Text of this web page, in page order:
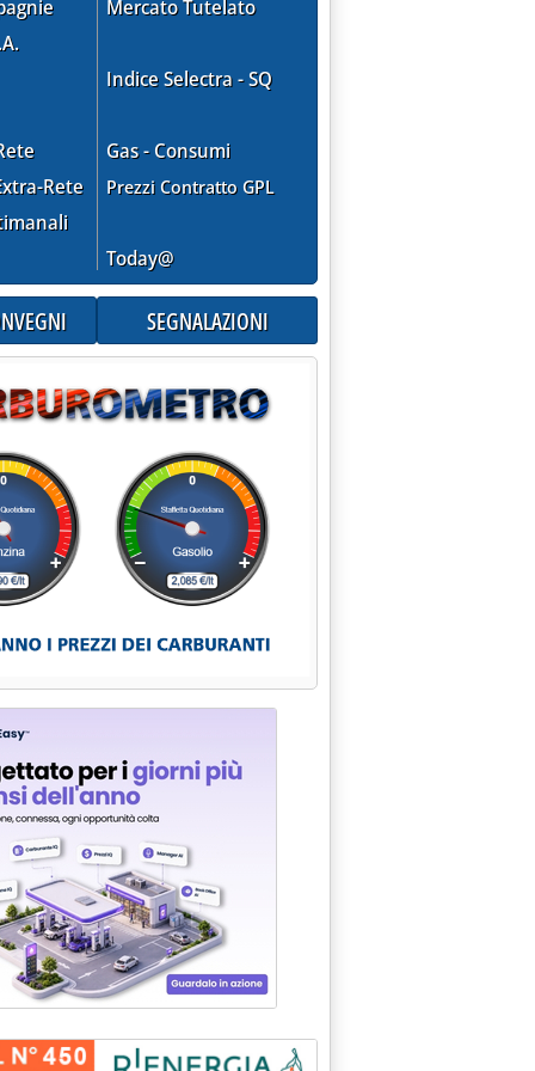
Rete
Mercato Tutelato
Indice Selectra - SQ
Gas - Consumi
Prezzi Contratto GPL
Today@
SEGNALAZIONI